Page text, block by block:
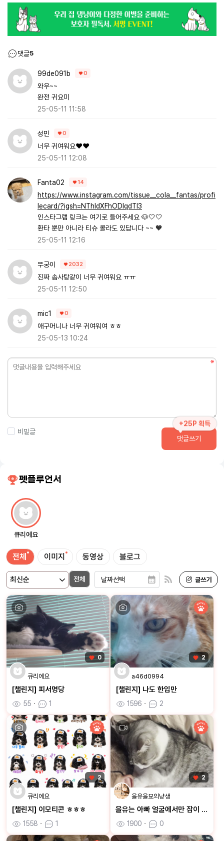
댓글5
99de091b 0
와우~~
완전 귀요미
25-05-11 11:58
성민 0
너무 귀여워요❤️❤️
25-05-11 12:08
Fanta02 14
https://www.instagram.com/tissue__cola__fantas/profi
lecard/?igsh=NThldXFhODlqdTl3
인스타그램 링크는 여기로 들어주세요 🐶🤍🤍
환타 뿐만 아니라 티슈 콜라도 있답니다 ~~ 🧡
25-05-11 12:16
뚜궁이 2032
진짜 솜사탕같이 너무 귀여워요 ㅠㅠ
25-05-11 12:50
mic1 0
애구머니나 너무 귀여워여 ㅎㅎ
25-05-13 10:24
비밀글
+25P 획득
댓글쓰기
펫플루언서
큐리에요
전체 이미지 동영상 블로그
전체
0
큐리에요
[챌린지] 피서명당
55 ㆍ 1
2
a46d0994
[챌린지] 나도 한입만
1596 ㆍ 2
2
큐리에요
[챌린지] 이모티콘 ㅎㅎㅎ
1558 ㆍ 1
2
을유을묘의냥생
을유는 아빠 얼굴에서만 잠이 와요
1900 ㆍ 0